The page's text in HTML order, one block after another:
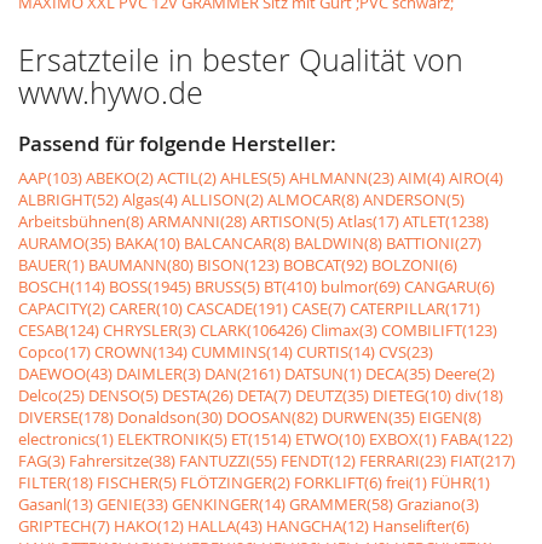
Ersatzteile in bester Qualität von
www.hywo.de
Passend für folgende Hersteller:
AAP(103)ABEKO(2)ACTIL(2)AHLES(5)AHLMANN(23)AIM(4)AIRO(4)
ALBRIGHT(52)Algas(4)ALLISON(2)ALMOCAR(8)ANDERSON(5)
Arbeitsbühnen(8)ARMANNI(28)ARTISON(5)Atlas(17)ATLET(1238)
AURAMO(35) BAKA(10) BALCANCAR(8) BALDWIN(8) BATTIONI(27)
BAUER(1) BAUMANN(80) BISON(123) BOBCAT(92) BOLZONI(6)
BOSCH(114) BOSS(1945) BRUSS(5) BT(410) bulmor(69)CANGARU(6)
CAPACITY(2)CARER(10)CASCADE(191)CASE(7)CATERPILLAR(171)
CESAB(124)CHRYSLER(3)CLARK(106426)Climax(3)COMBILIFT(123)
Copco(17)CROWN(134)CUMMINS(14)CURTIS(14)CVS(23)
DAEWOO(43) DAIMLER(3) DAN(2161) DATSUN(1) DECA(35) Deere(2)
Delco(25) DENSO(5) DESTA(26) DETA(7) DEUTZ(35) DIETEG(10)div(18)
DIVERSE(178) Donaldson(30) DOOSAN(82) DURWEN(35) EIGEN(8)
electronics(1) ELEKTRONIK(5) ET(1514) ETWO(10) EXBOX(1) FABA(122)
FAG(3) Fahrersitze(38) FANTUZZI(55) FENDT(12) FERRARI(23) FIAT(217)
FILTER(18) FISCHER(5) FLÖTZINGER(2) FORKLIFT(6)frei(1) FÜHR(1)
Gasanl(13)GENIE(33)GENKINGER(14)GRAMMER(58)Graziano(3)
GRIPTECH(7) HAKO(12) HALLA(43) HANGCHA(12) Hanselifter(6)